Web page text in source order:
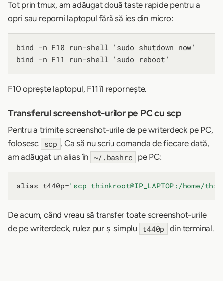
Tot prin tmux, am adăugat două taste rapide pentru a
opri sau reporni laptopul fără să ies din micro:
bind -n F10 run-shell 'sudo shutdown now'
F10 oprește laptopul, F11 îl repornește.
Transferul screenshot-urilor pe PC cu scp
Pentru a trimite screenshot-urile de pe writerdeck pe PC,
folosesc
scp . Ca să nu scriu comanda de fiecare dată,
am adăugat un alias în ~/.bashrc pe PC:
alias t440p='scp thinkroot@IP_LAPTOP:/home/
De acum, când vreau să transfer toate screenshot-urile
de pe writerdeck, rulez pur și simplu t440p din terminal.